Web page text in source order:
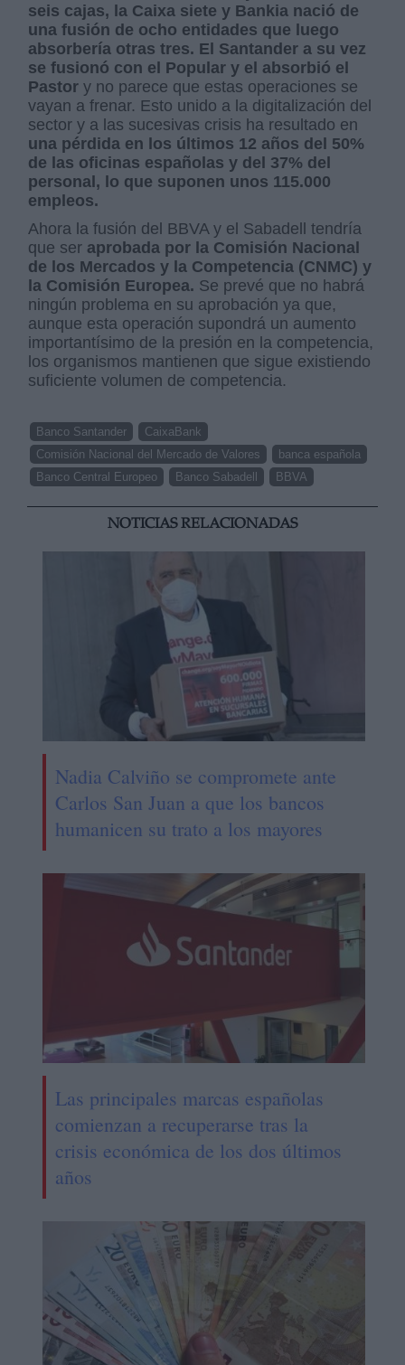
seis cajas, la Caixa siete y Bankia nació de
una fusión de ocho entidades que luego
absorbería otras tres. El Santander a su vez
se fusionó con el Popular y el absorbió el
Pastor y no parece que estas operaciones se
vayan a frenar. Esto unido a la digitalización del
sector y a las sucesivas crisis ha resultado en
una pérdida en los últimos 12 años del 50%
de las oficinas españolas y del 37% del
personal, lo que suponen unos 115.000
empleos.
Ahora la fusión del BBVA y el Sabadell tendría
que ser aprobada por la Comisión Nacional
de los Mercados y la Competencia (CNMC) y
la Comisión Europea. Se prevé que no habrá
ningún problema en su aprobación ya que,
aunque esta operación supondrá un aumento
importantísimo de la presión en la competencia,
los organismos mantienen que sigue existiendo
suficiente volumen de competencia.
Banco Santander
CaixaBank
Comisión Nacional del Mercado de Valores
banca española
Banco Central Europeo
Banco Sabadell BBVA
NOTICIAS RELACIONADAS
Nadia Calviño se compromete ante
Carlos San Juan a que los bancos
humanicen su trato a los mayores
Las principales marcas españolas
comienzan a recuperarse tras la
crisis económica de los dos últimos
años